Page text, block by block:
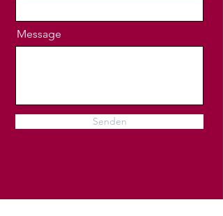
Message
Senden